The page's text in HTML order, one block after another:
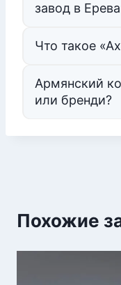
завод в
Что такое
Армянский
или бренди?
Похожие